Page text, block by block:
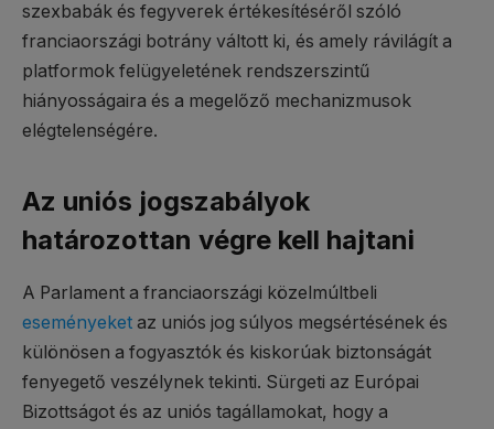
szexbabák és fegyverek értékesítéséről szóló
franciaországi botrány váltott ki, és amely rávilágít a
platformok felügyeletének rendszerszintű
hiányosságaira és a megelőző mechanizmusok
elégtelenségére.
Az uniós jogszabályok
határozottan végre kell hajtani
A Parlament a franciaországi közelmúltbeli
eseményeket az uniós jog súlyos megsértésének és
különösen a fogyasztók és kiskorúak biztonságát
fenyegető veszélynek tekinti. Sürgeti az Európai
Bizottságot és az uniós tagállamokat, hogy a